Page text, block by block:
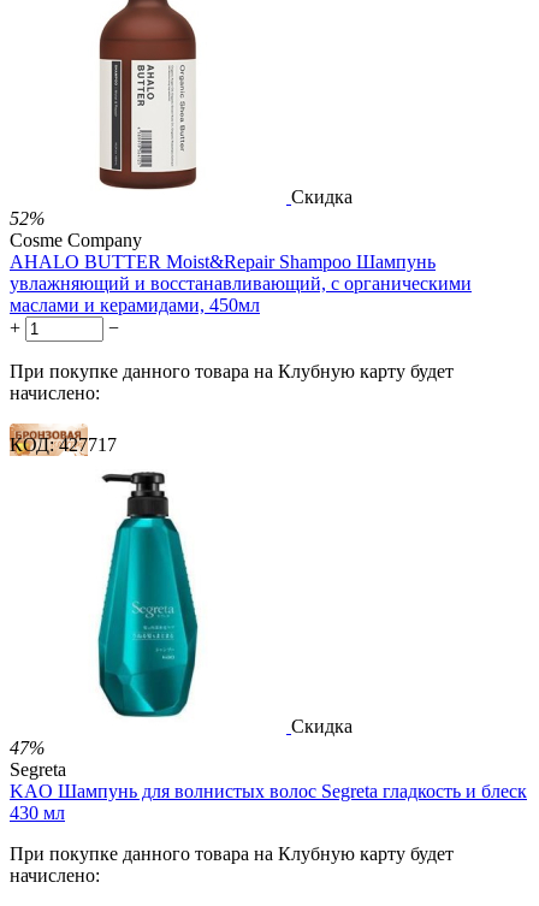
35 баллов
724.00 Р
за 1.00 мл
Нет в наличии
 
Скидка
52%
Cosme Company
AHALO BUTTER Moist&Repair Shampoo Шампунь
увлажняющий и восстанавливающий, с органическими
маслами и керамидами, 450мл
+
−
При покупке данного товара на Клубную карту будет
начислено:
21 балл
35 баллов
1 212.00
Р
за 1.00 мл

КОД: 427717
Скидка
47%
Segreta
KAO Шампунь для волнистых волос Segreta гладкость и блеск
430 мл
При покупке данного товара на Клубную карту будет
начислено: